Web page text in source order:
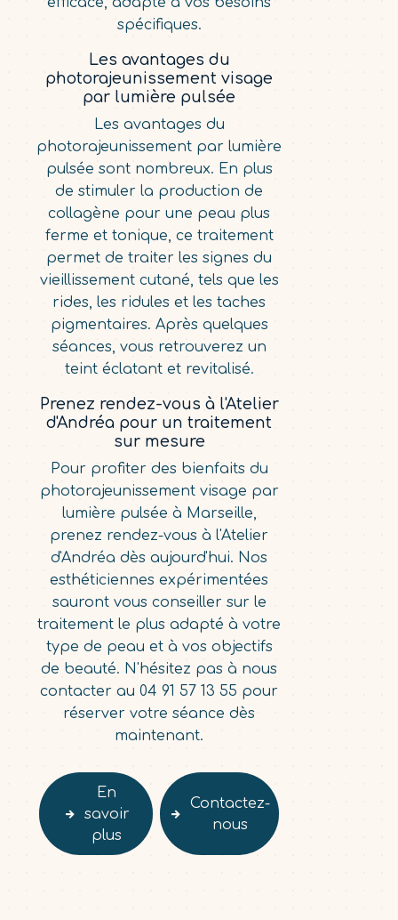
spécifiques.
Les avantages du
photorajeunissement visage
par lumière pulsée
Les avantages du
photorajeunissement par lumière
pulsée sont nombreux. En plus
de stimuler la production de
collagène pour une peau plus
ferme et tonique, ce traitement
permet de traiter les signes du
vieillissement cutané, tels que les
rides, les ridules et les taches
pigmentaires. Après quelques
séances, vous retrouverez un
teint éclatant et revitalisé.
Prenez rendez-vous à l'Atelier
d'Andréa pour un traitement
sur mesure
Pour profiter des bienfaits du
photorajeunissement visage par
lumière pulsée à Marseille,
prenez rendez-vous à l'Atelier
d'Andréa dès aujourd'hui. Nos
esthéticiennes expérimentées
sauront vous conseiller sur le
traitement le plus adapté à votre
type de peau et à vos objectifs
de beauté. N'hésitez pas à nous
contacter au 04 91 57 13 55 pour
réserver votre séance dès
maintenant.
En
savoir
plus
Contactez-
nous